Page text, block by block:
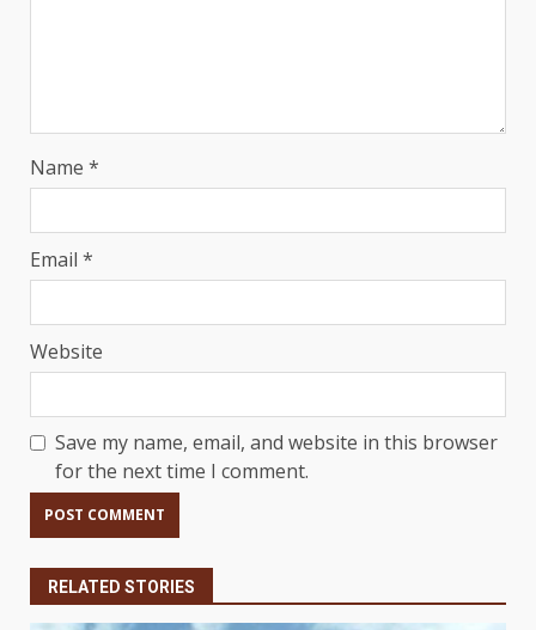
Name *
Email *
Website
Save my name, email, and website in this browser
for the next time I comment.
RELATED STORIES